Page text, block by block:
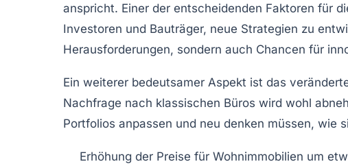
anspricht. Einer der entscheidenden Faktoren für
Investoren und Bauträger, neue Strategien zu
Herausforderungen, sondern auch Chancen für
Ein weiterer bedeutsamer Aspekt ist das
Nachfrage nach klassischen Büros wird wohl
Portfolios anpassen und neu denken müssen, wie
Erhöhung der Preise für Wohnimmobilien um